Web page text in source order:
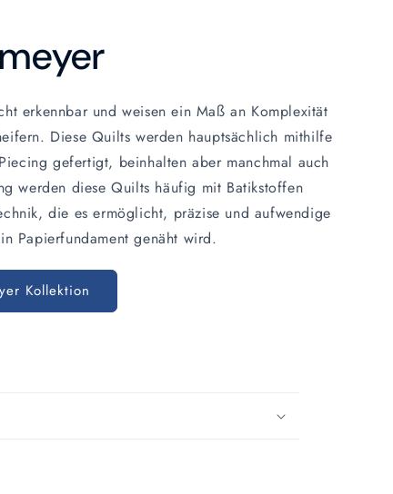
erkennbar und weisen ein Maß an Komplexität
Diese Quilts werden hauptsächlich mithilfe
gefertigt, beinhalten aber manchmal auch
werden diese Quilts häufig mit Batikstoffen
die es ermöglicht, präzise und aufwendige
Papierfundament genäht wird.
Kollektion